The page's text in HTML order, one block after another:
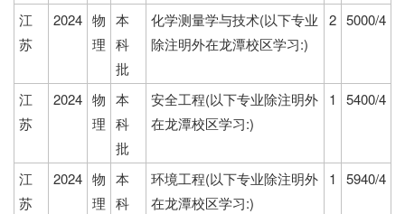
江
苏
2024 物
理
本
科
批
化学测量学与技术(以下专业
除注明外在龙潭校区学习:)
2 5000/4
江
苏
2024 物
理
本
科
批
安全工程(以下专业除注明外
在龙潭校区学习:)
1 5400/4
江
苏
2024 物
理
本
科
环境工程(以下专业除注明外
在龙潭校区学习:)
1 5940/4